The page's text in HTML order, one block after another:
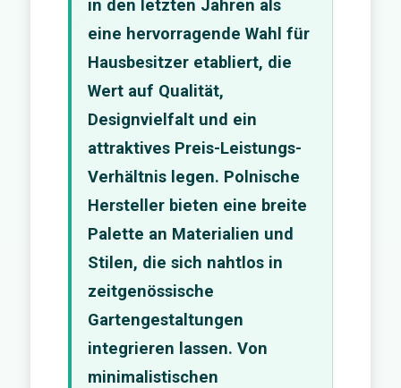
in den letzten Jahren als
eine hervorragende Wahl für
Hausbesitzer etabliert, die
Wert auf Qualität,
Designvielfalt und ein
attraktives Preis-Leistungs-
Verhältnis legen. Polnische
Hersteller bieten eine breite
Palette an Materialien und
Stilen, die sich nahtlos in
zeitgenössische
Gartengestaltungen
integrieren lassen. Von
minimalistischen